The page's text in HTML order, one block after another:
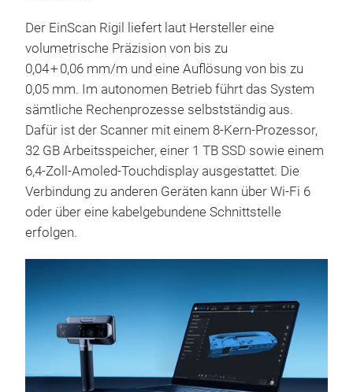
Der EinScan Rigil liefert laut Hersteller eine
volumetrische Präzision von bis zu
0,04 + 0,06 mm/m und eine Auflösung von bis zu
0,05 mm. Im autonomen Betrieb führt das System
sämtliche Rechenprozesse selbstständig aus.
Dafür ist der Scanner mit einem 8-Kern-Prozessor,
32 GB Arbeitsspeicher, einer 1 TB SSD sowie einem
6,4-Zoll-Amoled-Touchdisplay ausgestattet. Die
Verbindung zu anderen Geräten kann über Wi-Fi 6
oder über eine kabelgebundene Schnittstelle
erfolgen.